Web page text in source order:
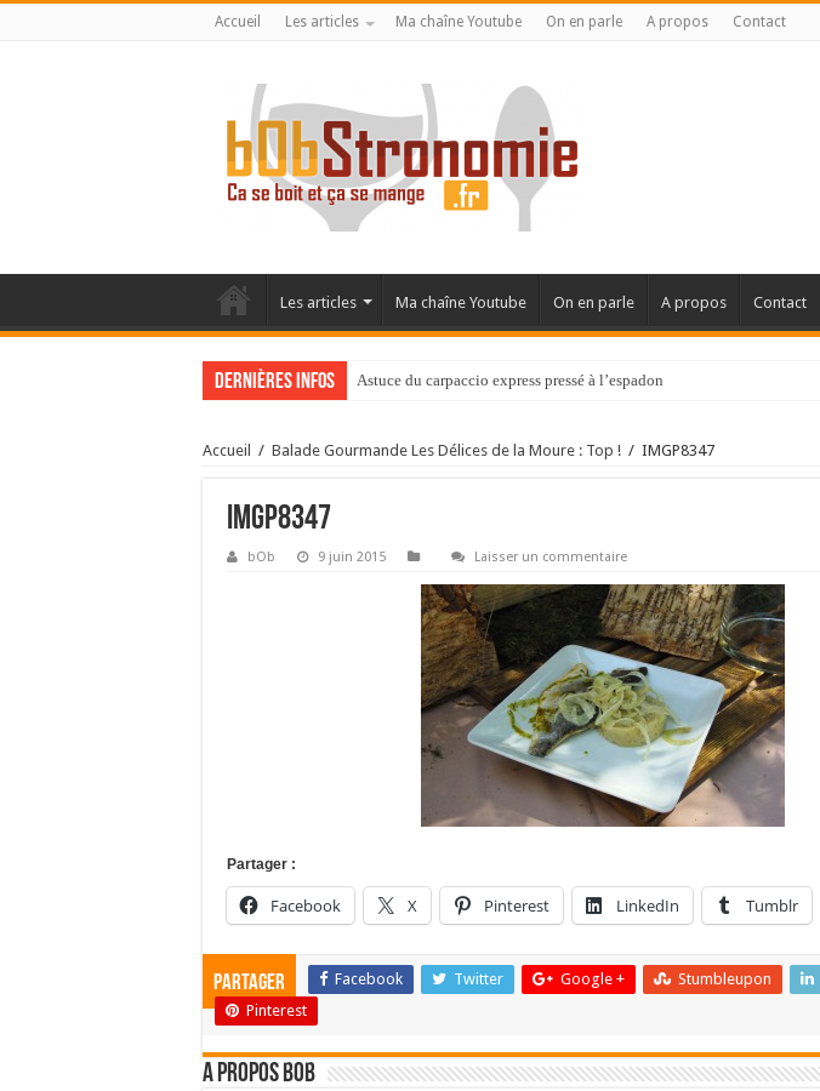
Accueil Les articles Ma chaîne Youtube On en parle A propos Contact
Les articles Ma chaîne Youtube On en parle A propos Contact
Dernières infos Astuce du carpaccio express pressé à l’espadon
Accueil / Balade Gourmande Les Délices de la Moure : Top ! / IMGP8347
IMGP8347
bOb 9 juin 2015 Laisser un commentaire
Partager :
Facebook X Pinterest LinkedIn Tumblr
Partager Facebook Twitter Google + Stumbleupon
Pinterest
A propos bOb